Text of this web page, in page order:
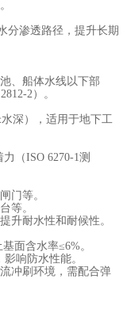
分渗透路径，提升长期
、船体水线以下部
2）。
深），适用于地下工
（ISO 6270-1测
门等。
等。
升耐水性和耐候性。
面含水率≤6%。
响防水性能。
冲刷环境，需配合弹